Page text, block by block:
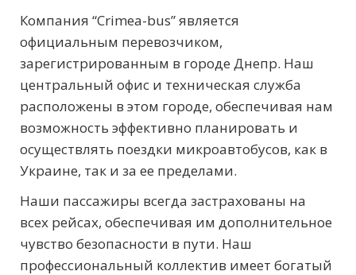
Компания “Crimea-bus” является
официальным перевозчиком,
зарегистрированным в городе Днепр. Наш
центральный офис и техническая служба
расположены в этом городе, обеспечивая нам
возможность эффективно планировать и
осуществлять поездки микроавтобусов, как в
Украине, так и за ее пределами.
Наши пассажиры всегда застрахованы на
всех рейсах, обеспечивая им дополнительное
чувство безопасности в пути. Наш
профессиональный коллектив имеет богатый